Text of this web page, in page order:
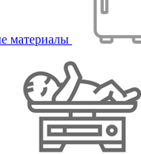
материалы